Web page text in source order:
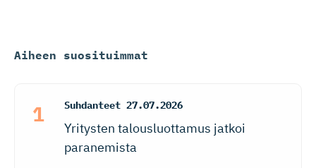
Aiheen suosituimmat
Suhdanteet 27.07.2026
Yritysten talousluottamus jatkoi
paranemista